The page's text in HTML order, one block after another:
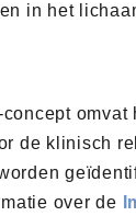
in het
omvat
de klinisch
over de